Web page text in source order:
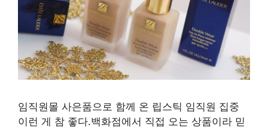
임직원몰 사은품으로 함께 온 립스틱 임직원 집중
이런 게 참 좋다.백화점에서 직접 오는 상품이라 믿